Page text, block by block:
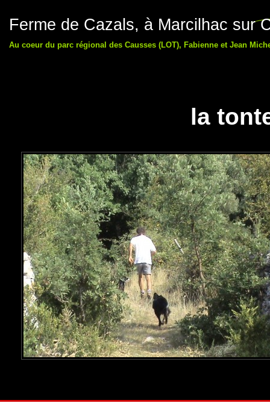
Ferme de Cazals, à Marcilhac sur
Au coeur du parc régional des Causses (LOT), Fabienne et Jean
la